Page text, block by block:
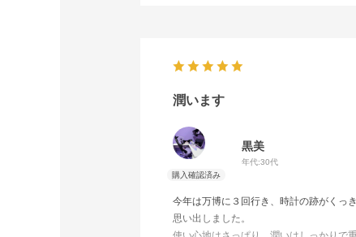
潤います
黒美
年代:30代
今年は万博に３回行き、時計の跡がくっ
思い出しました。